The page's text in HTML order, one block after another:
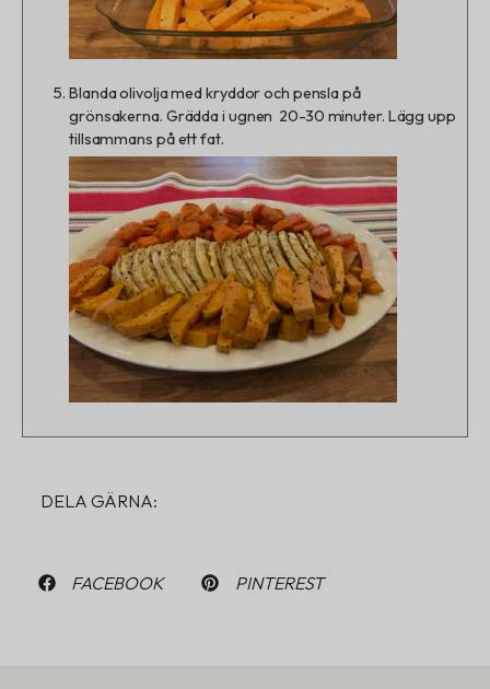
Blanda olivolja med kryddor och pensla på
grönsakerna. Grädda i ugnen 20-30 minuter. Lägg upp
tillsammans på ett fat.
DELA GÄRNA:
FACEBOOK PINTEREST